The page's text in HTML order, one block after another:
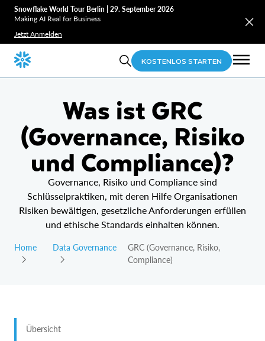
Snowflake World Tour Berlin | 29. September 2026
Making AI Real for Business
Jetzt Anmelden
KOSTENLOS STARTEN
Was ist GRC
(Governance, Risiko
und Compliance)?
Governance, Risiko und Compliance sind
Schlüsselpraktiken, mit deren Hilfe Organisationen
Risiken bewältigen, gesetzliche Anforderungen erfüllen
und ethische Standards einhalten können.
Home Data Governance
GRC (Governance, Risiko,
Compliance)
Übersicht